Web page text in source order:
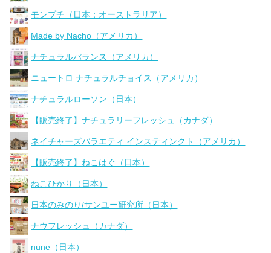
モンプチ（日本：オーストラリア）
Made by Nacho（アメリカ）
ナチュラルバランス（アメリカ）
ニュートロ ナチュラルチョイス（アメリカ）
ナチュラルローソン（日本）
【販売終了】ナチュラリーフレッシュ（カナダ）
ネイチャーズバラエティ インスティンクト（アメリカ）
【販売終了】ねこはぐ（日本）
ねこひかり（日本）
日本のみのり/サンユー研究所（日本）
ナウフレッシュ（カナダ）
nune（日本）